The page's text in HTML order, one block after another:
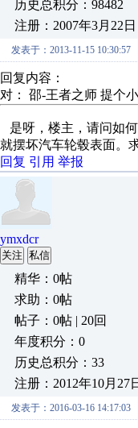
历史总积分：98482
注册：2007年3月22日
发表于：2013-11-15 10:30:57
回复内容：
对： 邵-王者之师 提个
是呀，楼主，请问如
就摆坏汽车轮毂表面。
回复 引用 举报
ymxdcr
关注 私信
精华：0帖
求助：0帖
帖子：0帖 | 20回
年度积分：0
历史总积分：33
注册：2012年10月27
发表于：2016-03-16 14:17:03